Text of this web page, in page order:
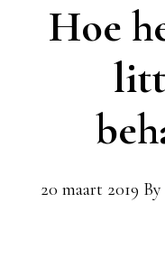
Hoe
20 maart 2019 By